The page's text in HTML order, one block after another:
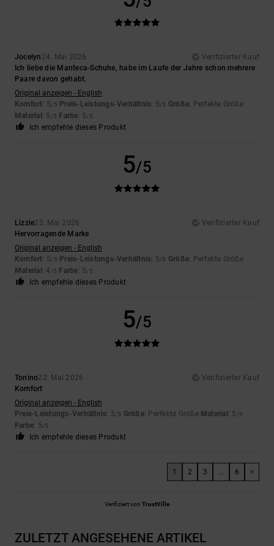
Jocelyn 24. Mai 2026
Verifizierter Kauf
Ich liebe die Manteca-Schuhe, habe im Laufe der Jahre schon mehrere
Paare davon gehabt.
Original anzeigen - English
Komfort: 5/5 Preis-Leistungs-Verhältnis: 5/5 Größe: Perfekte Größe
Material: 5 /5 Farbe: 5/5
Ich empfehle dieses Produkt
5/5
Lizzie23. Mai 2026
Verifizierter Kauf
Hervorragende Marke
Original anzeigen - English
Komfort: 5/5 Preis-Leistungs-Verhältnis: 5/5 Größe: Perfekte Größe
Material: 4 /5 Farbe: 5/5
Ich empfehle dieses Produkt
5/5
Tonino22. Mai 2026
Verifizierter Kauf
Komfort
Original anzeigen - English
Preis-Leistungs-Verhältnis: 5/5 Größe: Perfekte Größe Material: 5 /5
Farbe: 5/5
Ich empfehle dieses Produkt
1 2 3 6 >
Verifiziert von TrustVille
ZULETZT ANGESEHENE ARTIKEL